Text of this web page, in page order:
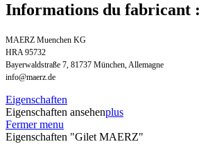
Informations du fabricant :
MAERZ Muenchen KG
HRA 95732
Bayerwaldstraße 7, 81737 München, Allemagne
info@maerz.de
Eigenschaften
Eigenschaften ansehenplus
Fermer menu
Eigenschaften "Gilet MAERZ"